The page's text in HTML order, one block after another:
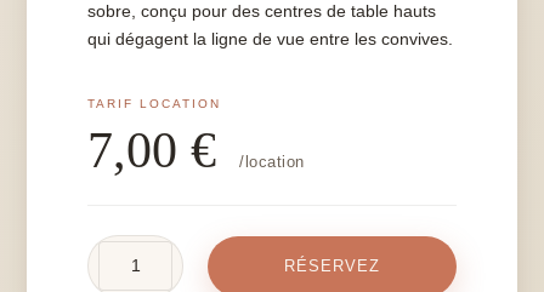
sobre, conçu pour des centres de table hauts
qui dégagent la ligne de vue entre les convives.
7,00€ /location
RÉSERVEZ